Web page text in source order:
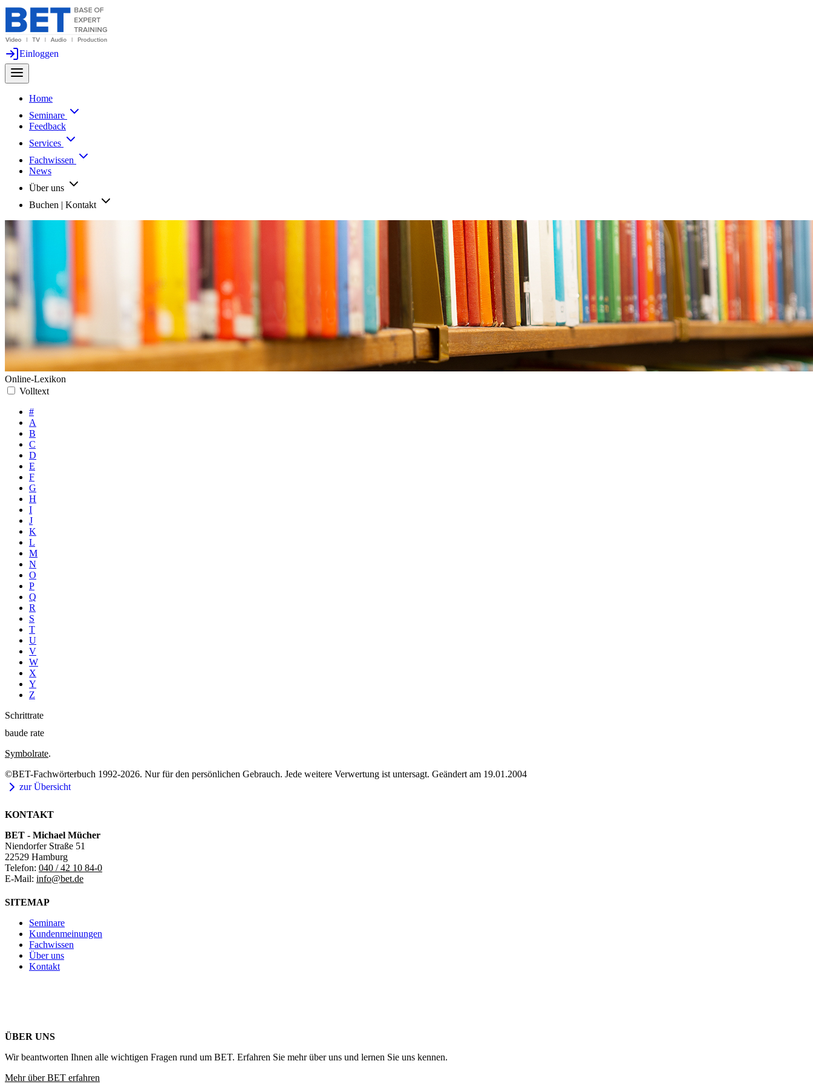
Einloggen
Home
Seminare
Feedback
Services
Fachwissen
News
Über uns
Buchen | Kontakt
Online-Lexikon
Volltext
#
A
B
C
D
E
F
G
H
I
J
K
L
M
N
O
P
Q
R
S
T
U
V
W
X
Y
Z
Schrittrate
baude rate
Symbolrate.
©BET-Fachwörterbuch 1992-2026. Nur für den persönlichen Gebrauch. Jede weitere Verwertung ist untersagt. Geändert am 19.01.2004
zur Übersicht
KONTAKT
BET - Michael Mücher
Niendorfer Straße 51
22529 Hamburg
Telefon: 040 / 42 10 84-0
E-Mail: info@bet.de
SITEMAP
Seminare
Kundenmeinungen
Fachwissen
Über uns
Kontakt
ÜBER UNS
Wir beantworten Ihnen alle wichtigen Fragen rund um BET. Erfahren Sie mehr über uns und lernen Sie uns kennen.
Mehr über BET erfahren